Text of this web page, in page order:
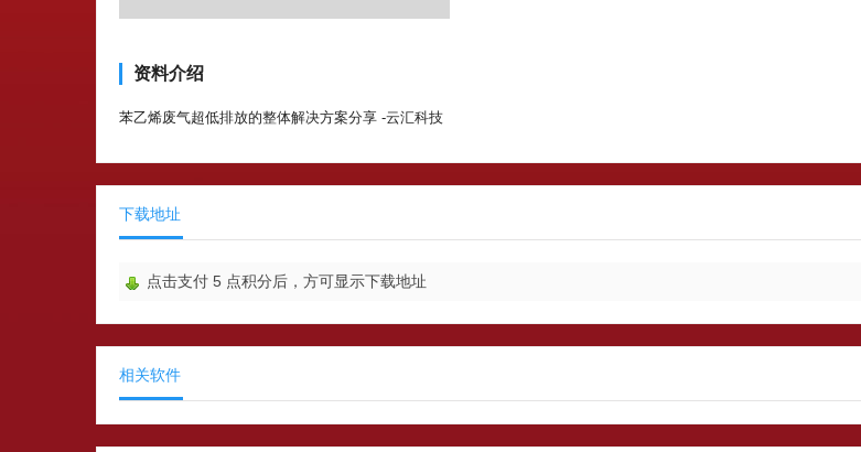
资料介绍
苯乙烯废气超低排放的整体解决方案分享 -云汇科技
下载地址
点击支付 5 点积分后，方可显示下载地址
相关软件